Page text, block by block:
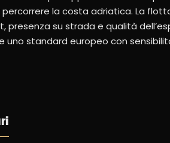
la costa adriatica. La
su strada e qualità
uno standard europeo con